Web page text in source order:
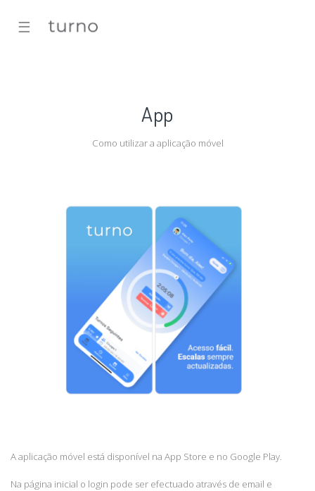
☰
App
Como utilizar a aplicação móvel
A aplicação móvel está disponível na App Store e no Google Play.
Na página inicial o login pode ser efectuado através de email e